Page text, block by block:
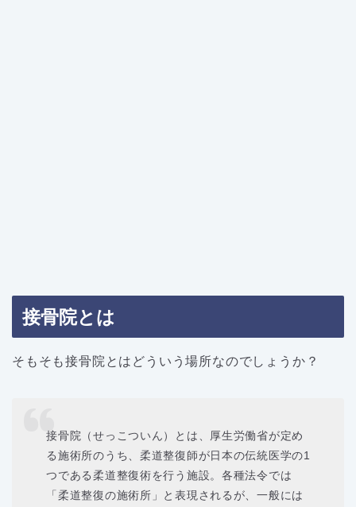
接骨院とは
そもそも接骨院とはどういう場所なのでしょうか？
接骨院（せっこついん）とは、厚生労働省が定め
る施術所のうち、柔道整復師が日本の伝統医学の1
つである柔道整復術を行う施設。各種法令では
「柔道整復の施術所」と表現されるが、一般には